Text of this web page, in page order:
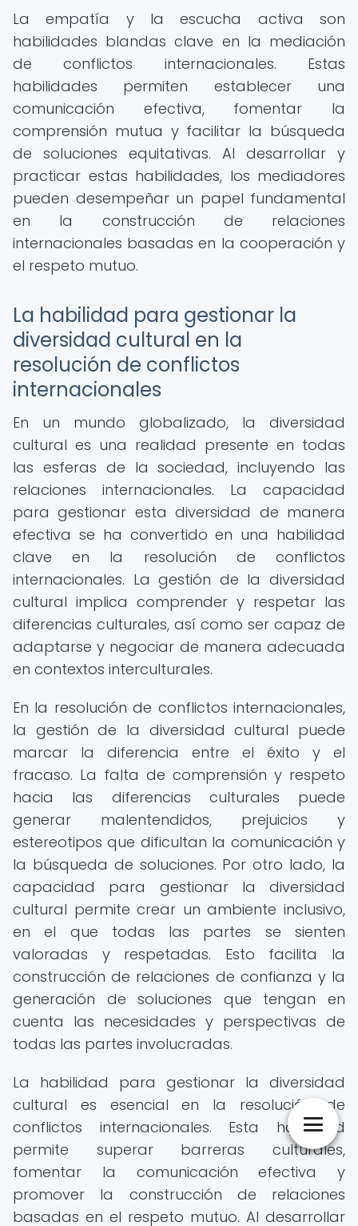
La empatía y la escucha activa son
habilidades blandas clave en la mediación
de conflictos internacionales. Estas
habilidades permiten establecer una
comunicación efectiva, fomentar la
comprensión mutua y facilitar la búsqueda
de soluciones equitativas. Al desarrollar y
practicar estas habilidades, los mediadores
pueden desempeñar un papel fundamental
en la construcción de relaciones
internacionales basadas en la cooperación y
el respeto mutuo.
La habilidad para gestionar la
diversidad cultural en la
resolución de conflictos
internacionales
En un mundo globalizado, la diversidad
cultural es una realidad presente en todas
las esferas de la sociedad, incluyendo las
relaciones internacionales. La capacidad
para gestionar esta diversidad de manera
efectiva se ha convertido en una habilidad
clave en la resolución de conflictos
internacionales. La gestión de la diversidad
cultural implica comprender y respetar las
diferencias culturales, así como ser capaz de
adaptarse y negociar de manera adecuada
en contextos interculturales.
En la resolución de conflictos internacionales,
la gestión de la diversidad cultural puede
marcar la diferencia entre el éxito y el
fracaso. La falta de comprensión y respeto
hacia las diferencias culturales puede
generar malentendidos, prejuicios y
estereotipos que dificultan la comunicación y
la búsqueda de soluciones. Por otro lado, la
capacidad para gestionar la diversidad
cultural permite crear un ambiente inclusivo,
en el que todas las partes se sienten
valoradas y respetadas. Esto facilita la
construcción de relaciones de confianza y la
generación de soluciones que tengan en
cuenta las necesidades y perspectivas de
todas las partes involucradas.
La habilidad para gestionar la diversidad
cultural es esencial en la resolución de
conflictos internacionales. Esta habilidad
permite superar barreras culturales,
fomentar la comunicación efectiva y
promover la construcción de relaciones
basadas en el respeto mutuo. Al desarrollar